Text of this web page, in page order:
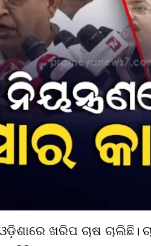
ଖରିପ ଚାଷ ଚାଲିଛି।